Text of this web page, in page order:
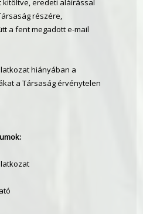
részére,
a fent megadott e-mail
hiányában a
a Társaság érvénytelen